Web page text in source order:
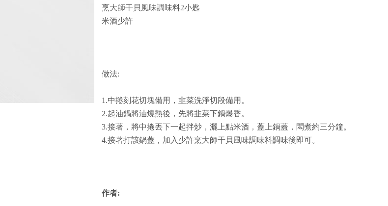
烹大師干貝風味調味料2小匙
米酒少許
做法:
1.中捲刻花切塊備用，韭菜洗淨切段備用。
2.起油鍋將油燒熱後，先將韭菜下鍋爆香。
3.接著，將中捲丟下一起拌炒，灑上點米酒，蓋上鍋蓋，悶煮約三分鐘。
4.接著打該鍋蓋，加入少許烹大師干貝風味調味料調味後即可。
作者: